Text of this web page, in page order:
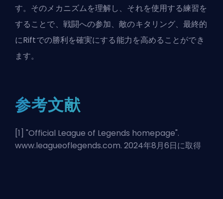
す。そのメカニズムを理解し、それを使用する練習を
することで、戦闘への参加、敵のキタリング、最終的
にRiftでの勝利を確実にする能力を高めることができ
ます。
参考文献
[1] "Official League of Legends homepage".
www.leagueoflegends.com. 2024年8月6日に取得